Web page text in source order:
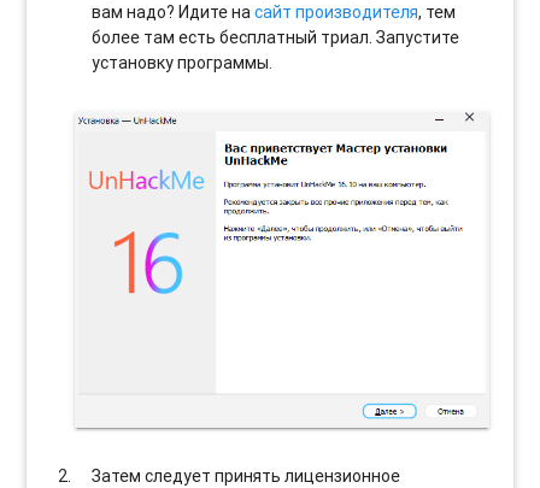
вам надо? Идите насайт производителя, тем
более там есть бесплатный триал. Запустите
установку программы.
Затем следует принять лицензионное